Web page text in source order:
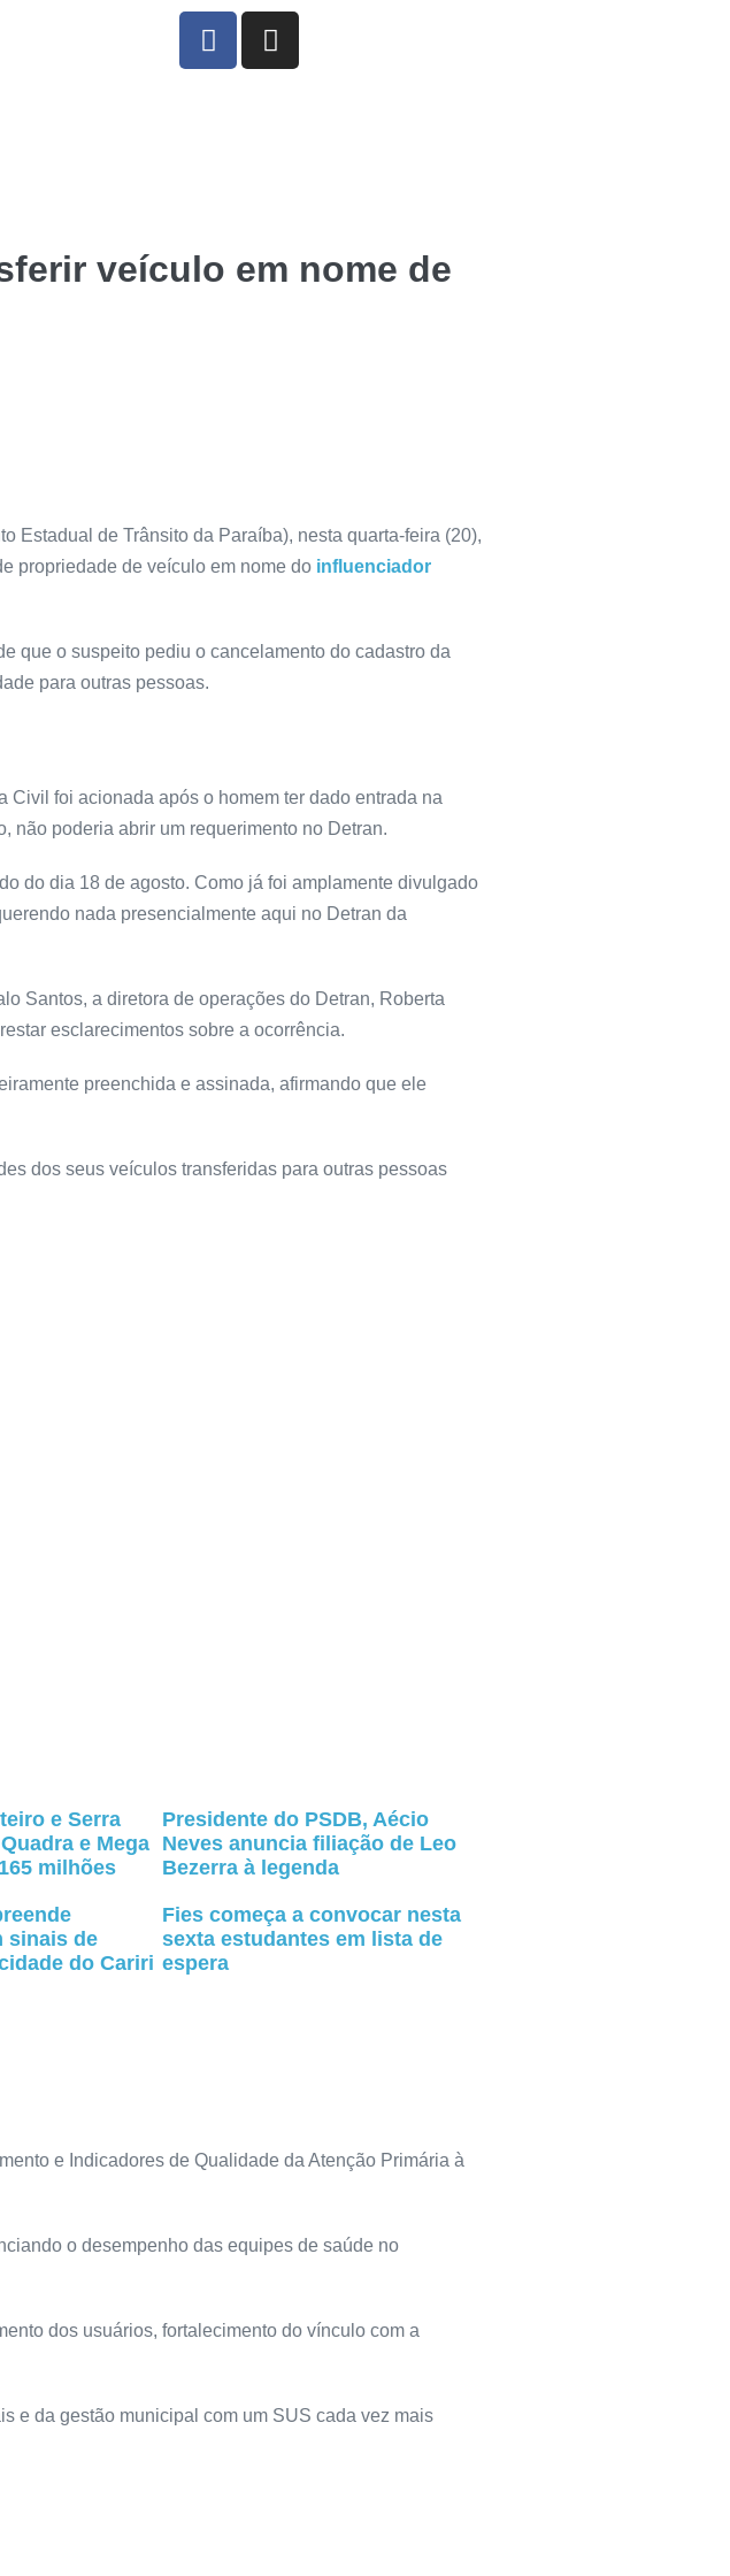
veículo em nome de
Estadual de Trânsito da Paraíba), nesta quarta-feira (20),
propriedade de veículo em nome do influenciador
que o suspeito pediu o cancelamento do cadastro da
para outras pessoas.
foi acionada após o homem ter dado entrada na
não poderia abrir um requerimento no Detran.
do dia 18 de agosto. Como já foi amplamente divulgado
nada presencialmente aqui no Detran da
Santos, a diretora de operações do Detran, Roberta
esclarecimentos sobre a ocorrência.
preenchida e assinada, afirmando que ele
dos seus veículos transferidas para outras pessoas
e Serra
e Mega
milhões
Presidente do PSDB, Aécio
Neves anuncia filiação de Leo
Bezerra à legenda
sinais de
do Cariri
Fies começa a convocar nesta
sexta estudantes em lista de
espera
e Indicadores de Qualidade da Atenção Primária à
o desempenho das equipes de saúde no
dos usuários, fortalecimento do vínculo com a
e da gestão municipal com um SUS cada vez mais